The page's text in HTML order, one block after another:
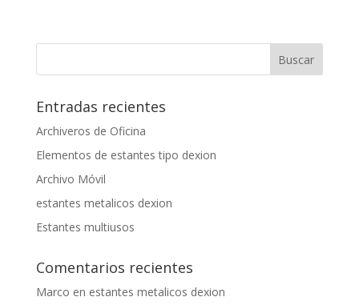
Entradas recientes
Archiveros de Oficina
Elementos de estantes tipo dexion
Archivo Móvil
estantes metalicos dexion
Estantes multiusos
Comentarios recientes
Marco en estantes metalicos dexion